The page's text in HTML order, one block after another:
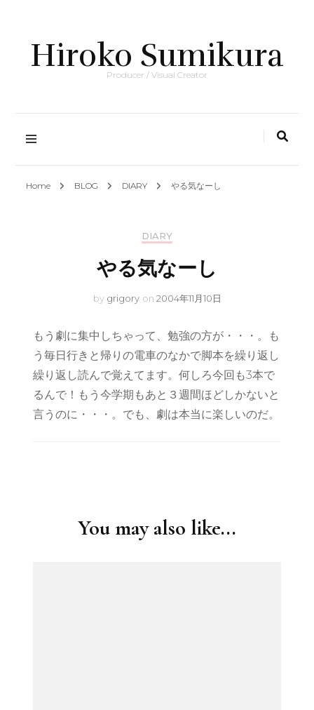
Hiroko Sumikura
Producer / Visual Creator
Home BLOG DIARY やる気なーし
DIARY
やる気なーし
by grigory on 2004年11月10日
もう劇に集中しちゃって、勉強の方が・・・。も
う毎日行きと帰りの電車のなかで脚本を繰り返し
繰り返し読んで覚えてます。何しろ今回も3本で
るんで！もう今学期もあと３週間ほどしかないと
言うのに・・・。でも、劇は本当に楽しいのだ。
You may also like...